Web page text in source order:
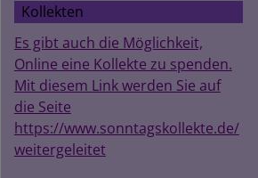
Kollekten
Es gibt auch die Möglichkeit,
Online eine Kollekte zu spenden.
Mit diesem Link werden Sie auf
die Seite
https://www.sonntagskollekte.de/
weitergeleitet